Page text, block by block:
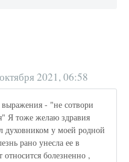
2021, 06:58
- "не сотвори
Я тоже желаю здравия
у моей родной
рано унесла ее в
болезненно ,